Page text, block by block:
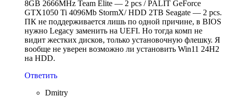
8GB 2666MHz Team Elite — 2 pcs / PALIT GeForce
GTX1050 Ti 4096Mb StormX/ HDD 2TB Seagate — 2 pcs.
ПК не поддерживается лишь по одной причине, в BIOS
нужно Legacy заменить на UEFI. Но тогда комп не
видит жестких дисков, только установочную флешку. Я
вообще не уверен возможно ли установить Win11 24H2
на HDD.
Ответить
Dmitry